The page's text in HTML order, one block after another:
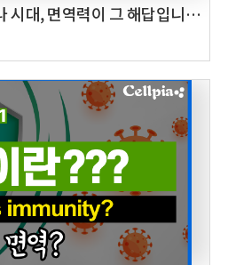
대, 면역력이 그 해답입니다
the era of COVID-19,